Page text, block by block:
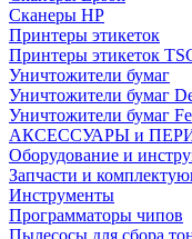
Сканеры HP
Принтеры этикеток
Принтеры этикеток
Уничтожители бумаг
Уничтожители бумаг
Уничтожители бумаг
АКСЕССУАРЫ и
Оборудование и
Запчасти и
Инструменты
Программаторы чипов
Пылесосы для сбора